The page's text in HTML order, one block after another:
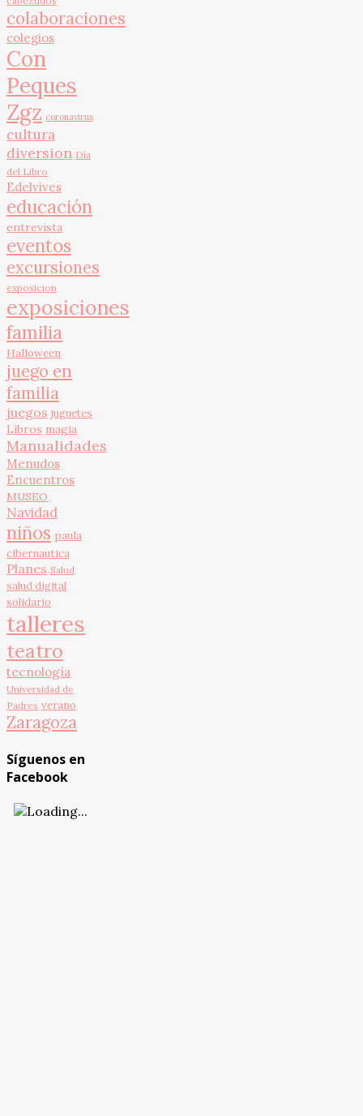
colaboraciones
colegios
Con
Peques
Zgz coronavirus
cultura
diversion Día
del Libro
Edelvives
educación
entrevista
eventos
excursiones
exposicion
exposiciones
familia
Halloween
juego en
familia
juegos juguetes
Libros magia
Manualidades
Menudos
Encuentros
MUSEO
Navidad
niños paula
cibernautica
Planes Salud
salud digital
solidario
talleres
teatro
tecnología
Universidad de
Padres verano
Zaragoza
Síguenos en
Facebook